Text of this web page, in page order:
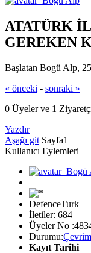
ATATÜRK
GEREKEN
Başlatan Bogü Alp,
« önceki - sonraki »
0 Üyeler ve 1
Yazdır
Aşağı git Sayfa1
Kullanıcı Eylemleri
DefenceTurk
İletiler: 684
Üyeler No
Durumu:
Kayıt Tarihi